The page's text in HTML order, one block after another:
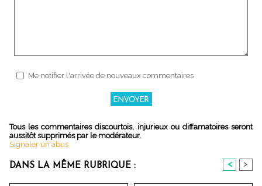
Me notifier l'arrivée de nouveaux commentaires
Tous les commentaires discourtois, injurieux ou diffamatoires seront
aussitôt supprimés par le modérateur.
Signaler un abus
DANS LA MÊME RUBRIQUE : < >